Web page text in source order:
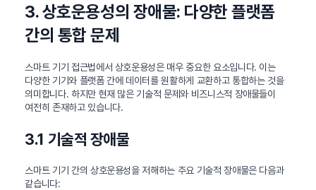
3. 상호운용성의 장애물: 다양한 플랫폼
간의 통합 문제
스마트 기기 접근법에서 상호운용성은 매우 중요한 요소입니다. 이는
다양한 기기와 플랫폼 간에 데이터를 원활하게 교환하고 통합하는 것을
의미합니다. 하지만 현재 많은 기술적 문제와 비즈니스적 장애물들이
여전히 존재하고 있습니다.
3.1 기술적 장애물
스마트 기기 간의 상호운용성을 저해하는 주요 기술적 장애물은 다음과
같습니다: